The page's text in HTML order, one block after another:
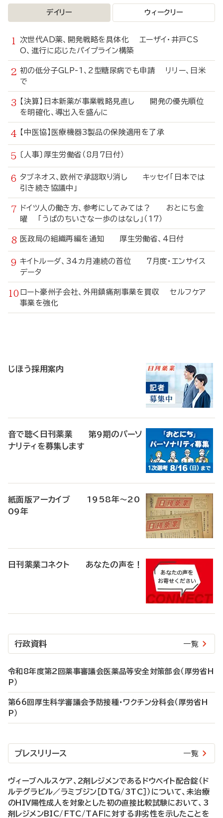
デイリー ウィークリー
次世代AD薬、開発戦略を具体化 エーザイ・井戸CS
O、進行に応じたパイプライン構築
初の低分子GLP-1、2型糖尿病でも申請 リリー、日米
で
【決算】日本新薬が事業戦略見直し 開発の優先順位
を明確化、導出入を盛んに
【中医協】医療機器3製品の保険適用を了承
〔人事〕厚生労働省（8月7日付）
タブネオス、欧州で承認取り消し キッセイ「日本では
引き続き協議中」
ドイツ人の働き方、参考にしてみては？ おとにち金
曜 「うぱのちいさな一歩のはなし」（17）
医政局の組織再編を通知 厚生労働省、4日付
キイトルーダ、34カ月連続の首位 7月度・エンサイス
データ
ロート豪州子会社、外用鎮痛剤事業を買収 セルフケア
事業を強化
じほう採用案内
音で聴く日刊薬業 第9期のパーソ
ナリティを募集します
紙面版アーカイブ 1958年～20
09年
日刊薬業コネクト あなたの声を！
行政資料 一覧
令和8年度第2回薬事審議会医薬品等安全対策部会（厚労省H
P）
第66回厚生科学審議会予防接種・ワクチン分科会（厚労省H
P）
プレスリリース 一覧
ヴィーブヘルスケア、2剤レジメンであるドウベイト配合錠（ド
ルテグラビル／ラミブジン［DTG/3TC］）について、未治療
のHIV陽性成人を対象とした初の直接比較試験において、3
剤レジメンBIC/FTC/TAFに対する非劣性を示したことを